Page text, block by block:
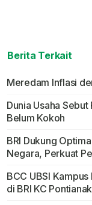
Berita Terkait
Meredam Inflasi
Dunia Usaha
Belum Kokoh
BRI Dukung
Negara, Perkuat
BCC UBSI
di BRI KC Pontianak